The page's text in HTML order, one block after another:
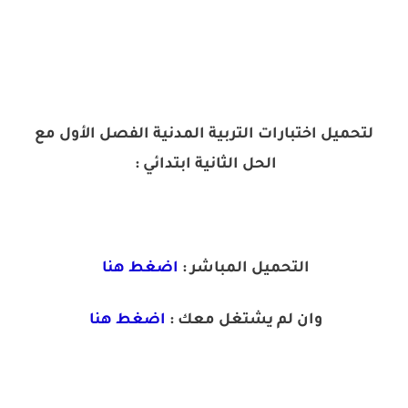
لتحميل اختبارات التربية المدنية الفصل الأول مع
الحل الثانية ابتدائي :
التحميل المباشر : اضغط هنا
وان لم يشتغل معك : اضغط هنا